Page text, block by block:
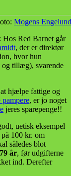
Mogens Engelund
Hos Red Barnet går
, der er direktør
hvor hun
tillæg), svarende
hjælpe fattige og
pampere, er jo noget
jeres sparepenge!!
uetisk eksempel
100 kr. om
således blot
år, før udgifterne
ind. Derefter